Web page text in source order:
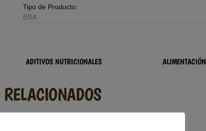
Tipo de Producto:
ERA
ADITIVOS NUTRICIONALES ALIMENTACIÓN
RELACIONADOS